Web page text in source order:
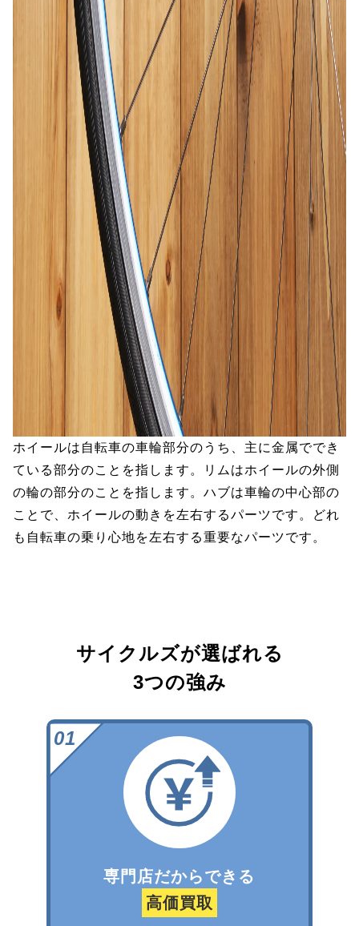
ホイールは自転車の車輪部分のうち、主に金属ででき
ている部分のことを指します。リムはホイールの外側
の輪の部分のことを指します。ハブは車輪の中心部の
ことで、ホイールの動きを左右するパーツです。どれ
も自転車の乗り心地を左右する重要なパーツです。
サイクルズが選ばれる
3つの強み
専門店だからできる
高価買取